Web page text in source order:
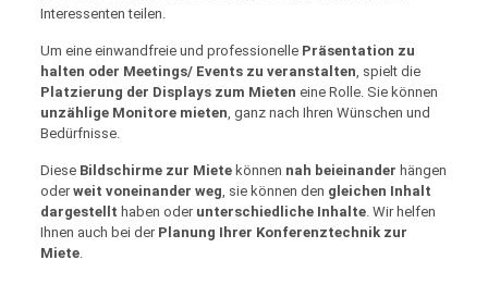
Interessenten teilen.
Um eine einwandfreie und professionelle Präsentation zu
halten oder Meetings/ Events zu veranstalten, spielt die
Platzierung der Displays zum Mieten eine Rolle. Sie können
unzählige Monitore mieten, ganz nach Ihren Wünschen und
Bedürfnisse.
Diese Bildschirme zur Mietekönnen nah beieinander hängen
oderweit voneinander weg, sie können den gleichen Inhalt
dargestellt haben oder unterschiedliche Inhalte. Wir helfen
Ihnen auch bei der Planung Ihrer Konferenztechnik zur
Miete.